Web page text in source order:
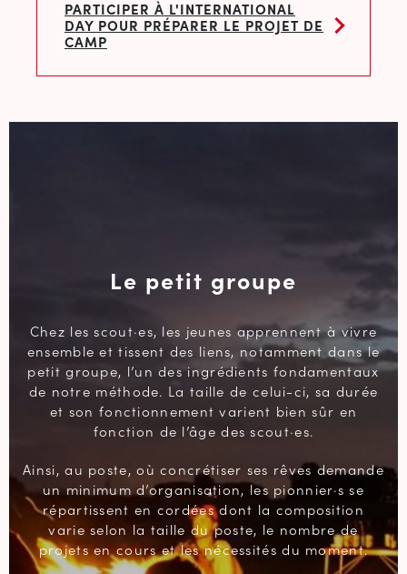
PARTICIPER À L'INTERNATIONAL
DAY POUR PRÉPARER LE PROJET DE
CAMP
Le petit groupe
Chez les scout·es, les jeunes apprennent à vivre
ensemble et tissent des liens, notamment dans le
petit groupe, l’un des ingrédients fondamentaux
de notre méthode. La taille de celui-ci, sa durée
et son fonctionnement varient bien sûr en
fonction de l’âge des scout·es.
Ainsi, au poste, où concrétiser ses rêves demande
un minimum d’organisation, les pionnier·s se
répartissent en cordées dont la composition
varie selon la taille du poste, le nombre de
projets en cours et les nécessités du moment.